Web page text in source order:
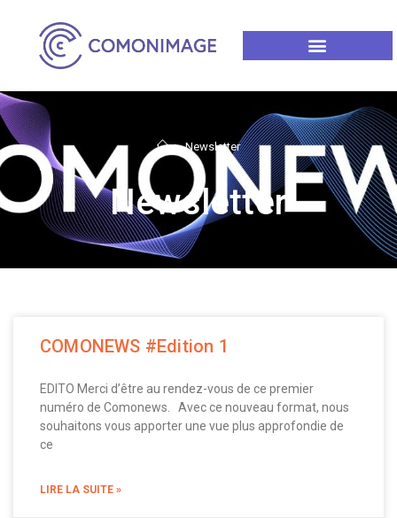
> Newsletter
Newsletter
COMONEWS #Edition 1
EDITO Merci d’être au rendez-vous de ce premier
numéro de Comonews. Avec ce nouveau format, nous
souhaitons vous apporter une vue plus approfondie de
ce
LIRE LA SUITE »